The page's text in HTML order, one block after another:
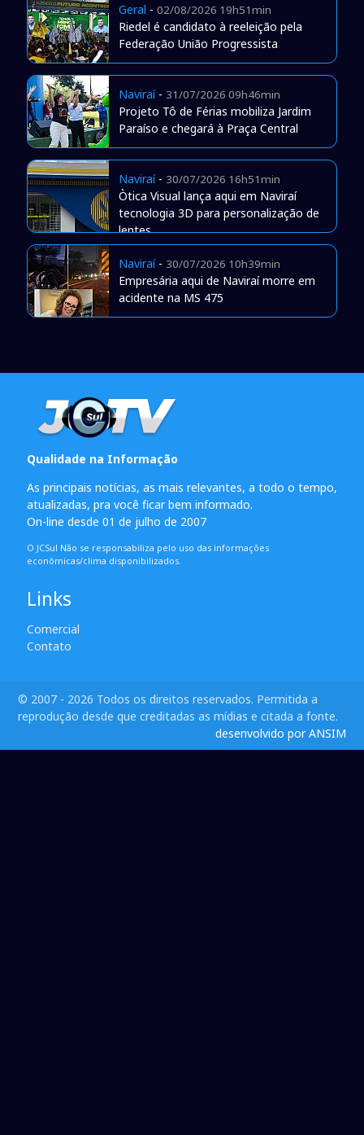
Geral - 02/08/2026 19h51min
Riedel é candidato à reeleição pela
Federação União Progressista
Naviraí- 31/07/2026 09h46min
Projeto Tô de Férias mobiliza Jardim
Paraíso e chegará à Praça Central
Naviraí- 30/07/2026 16h51min
Òtica Visual lança aqui em Naviraí
tecnologia 3D para personalização de
lentes
Naviraí- 30/07/2026 10h39min
Empresária aqui de Naviraí morre em
acidente na MS 475
Qualidade na Informação
As principais notícias, as mais relevantes, a todo o tempo,
atualizadas, pra você ficar bem informado.
On-line desde 01 de julho de 2007
O JCSul Não se responsabiliza pelo uso das informações
econômicas/clima disponibilizados.
Links
Comercial
Contato
© 2007 - 2026 Todos os direitos reservados. Permitida a
reprodução desde que creditadas as mídias e citada a fonte.
desenvolvido por ANSIM